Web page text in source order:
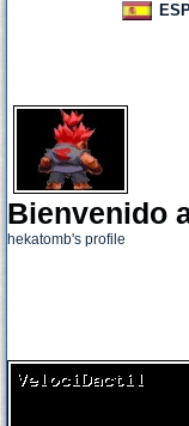
Bienvenido
hekatomb's profile